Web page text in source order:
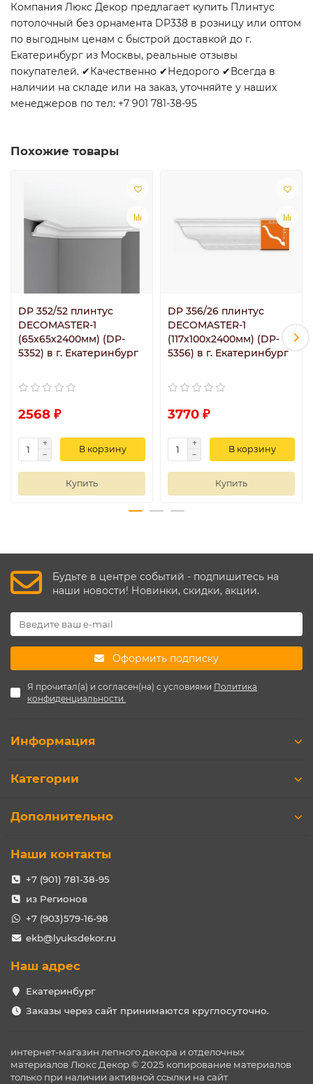
Компания Люкс Декор предлагает купить Плинтус
потолочный без орнамента DP338 в розницу или оптом
по выгодным ценам с быстрой доставкой до г.
Екатеринбург из Москвы, реальные отзывы
покупателей. ✔Качественно ✔Недорого ✔Всегда в
наличии на складе или на заказ, уточняйте у наших
менеджеров по тел: +7 901 781-38-95
Похожие товары
DP 352/52 плинтус
DECOMASTER-1
(65х65х2400мм) (DP-
5352) в г. Екатеринбург
2568 ₽
В корзину
Купить
DP 356/26 плинтус
DECOMASTER-1
(117х100х2400мм) (DP-
5356) в г. Екатеринбург
3770 ₽
В корзину
Купить
Будьте в центре событий - подпишитесь на
наши новости! Новинки, скидки, акции.
Оформить подписку
Я прочитал(а) и согласен(на) с условиями Политика
конфиденциальности.
Информация
Категории
Дополнительно
Наши контакты
+7 (901) 781-38-95
из Регионов
+7 (903)579-16-98
ekb@lyuksdekor.ru
Наш адрес
Екатеринбург
Заказы через сайт принимаются круглосуточно.
интернет-магазин лепного декора и отделочных
материалов Люкс Декор © 2025 копирование материалов
только при наличии активной ссылки на сайт